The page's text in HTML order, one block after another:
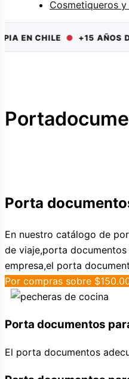
Cosmetiqueros y
CHILE●+15 AÑOS DE
Porta
En nuestro catálogo de
de viaje,porta
empresa,el porta
Por compras sobre
Porta documentos
El porta documentos